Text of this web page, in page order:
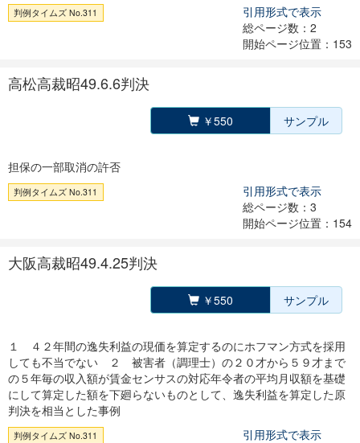
判例タイムズ No.311
引用形式で表示
総ページ数：2
開始ページ位置：153
高松高裁昭49.6.6判決
￥550 サンプル
担保の一部取消の許否
判例タイムズ No.311
引用形式で表示
総ページ数：3
開始ページ位置：154
大阪高裁昭49.4.25判決
￥550 サンプル
１ ４２年間の逸失利益の現価を算定するのにホフマン方式を採用
しても不当でない ２ 被害者（調理士）の２０才から５９才まで
の５年毎の収入額が賃金センサスの対応年令者の平均月収額を基礎
にして算定した額を下廻らないものとして、逸失利益を算定した原
判決を相当とした事例
判例タイムズ No.311
引用形式で表示